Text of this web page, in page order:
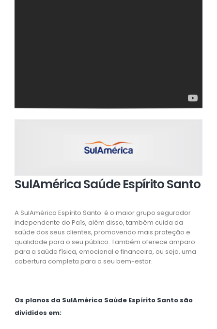
SulAmérica Saúde Espírito Santo
A SulAmérica Espírito Santo é o maior grupo segurador
independente do País, além disso, também cuida da
saúde dos seus clientes, promovendo mais proteção e
qualidade para o seu público. Também oferece amparo
para a saúde física, emocional e financeira, ou seja, uma
cobertura completa para o seu bem-estar.
Os planos da SulAmérica Saúde Espírito Santo são
divididos em: